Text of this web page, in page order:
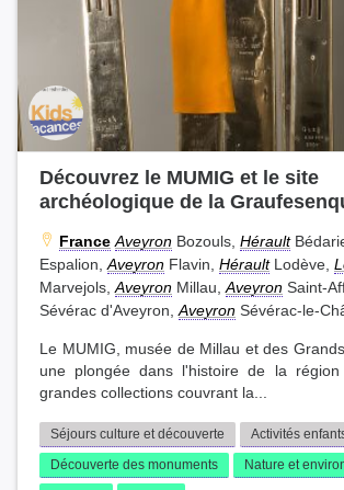
Découvrez le MUMIG et le site
archéologique de la
France Aveyron Bozouls, Hérault
Espalion, Aveyron Flavin, HéraultLodève,
Marvejols, Aveyron Millau, Aveyron Saint-
Sévérac d'Aveyron, Aveyron Sévérac-le-
Le MUMIG, musée de Millau et des
une plongée dans l'histoire de la
grandes collections couvrant la...
Séjours culture et découverte
Activités
Découverte des monuments
Nature et